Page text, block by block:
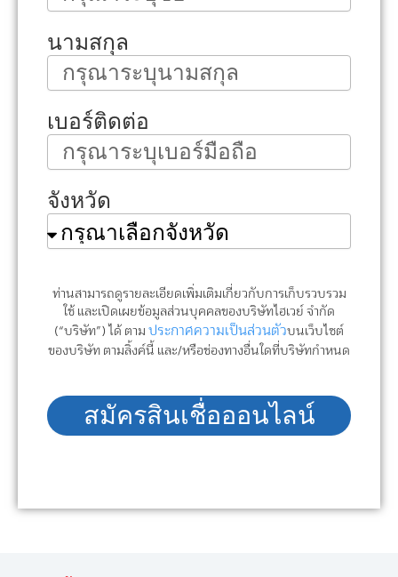
นามสกุล
เบอร์ติดต่อ
จังหวัด
ท่านสามารถดูรายละเอียดเพิ่มเติมเกี่ยวกับการเก็บรวบรวม
ใช้ และเปิดเผยข้อมูลส่วนบุคคลของบริษัทไฮเวย์ จำกัด
(“บริษัท”) ได้ ตามประกาศความเป็นส่วนตัวบนเว็บไซต์
ของบริษัท ตามลิ้งค์นี้ และ/หรือช่องทางอื่นใดที่บริษัทกำหนด
สมัครสินเชื่อออนไลน์